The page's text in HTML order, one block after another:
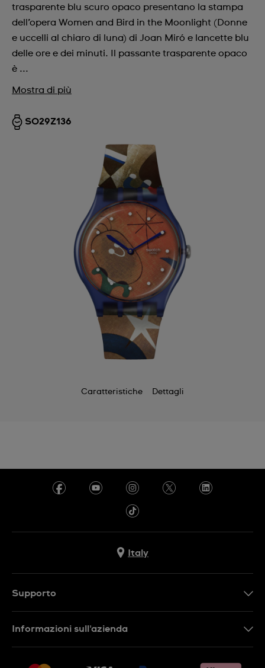
trasparente blu scuro opaco presentano la stampa
dell’opera Women and Bird in the Moonlight (Donne
e uccelli al chiaro di luna) di Joan Miró e lancette blu
delle ore e dei minuti. Il passante trasparente opaco
è ...
Mostra di più
SO29Z136
Caratteristiche Dettagli
Italy
Supporto
Informazioni sull'azienda